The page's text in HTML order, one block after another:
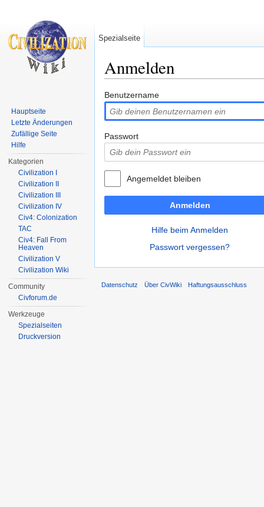
Anmelden
Benutzername
Passwort
Angemeldet bleiben
Anmelden
Hilfe beim Anmelden
Passwort vergessen?
Spezialseite
Hauptseite
Letzte Änderungen
Zufällige Seite
Hilfe
Kategorien
Civilization I
Civilization II
Civilization III
Civilization IV
Civ4: Colonization
TAC
Civ4: Fall From
Heaven
Civilization V
Civilization Wiki
Community
Civforum.de
Werkzeuge
Spezialseiten
Druckversion
Datenschutz Über CivWiki Haftungsausschluss